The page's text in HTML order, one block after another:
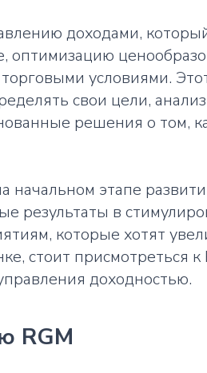
доходами,
оптимизацию
условиями.
свои цели,
решения о том,
начальном этапе
результаты в
которые хотят
стоит присмотреться к
доходностью.
RGM